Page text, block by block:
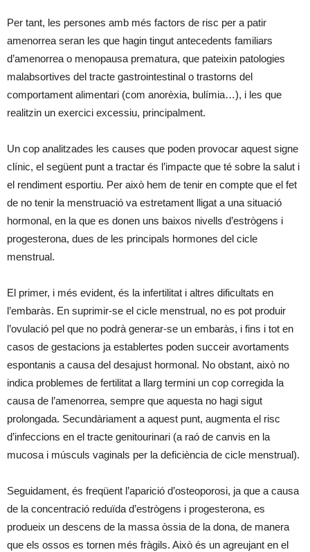
Per tant, les persones amb més factors de risc per a patir
amenorrea seran les que hagin tingut antecedents familiars
d’amenorrea o menopausa prematura, que pateixin patologies
malabsortives del tracte gastrointestinal o trastorns del
comportament alimentari (com anorèxia, bulímia…), i les que
realitzin un exercici excessiu, principalment.
Un cop analitzades les causes que poden provocar aquest signe
clínic, el següent punt a tractar és l’impacte que té sobre la salut i
el rendiment esportiu. Per això hem de tenir en compte que el fet
de no tenir la menstruació va estretament lligat a una situació
hormonal, en la que es donen uns baixos nivells d’estrògens i
progesterona, dues de les principals hormones del cicle
menstrual.
El primer, i més evident, és la infertilitat i altres dificultats en
l’embaràs. En suprimir-se el cicle menstrual, no es pot produir
l’ovulació pel que no podrà generar-se un embaràs, i fins i tot en
casos de gestacions ja establertes poden succeir avortaments
espontanis a causa del desajust hormonal. No obstant, això no
indica problemes de fertilitat a llarg termini un cop corregida la
causa de l’amenorrea, sempre que aquesta no hagi sigut
prolongada. Secundàriament a aquest punt, augmenta el risc
d’infeccions en el tracte genitourinari (a raó de canvis en la
mucosa i músculs vaginals per la deficiència de cicle menstrual).
Seguidament, és freqüent l’aparició d’osteoporosi, ja que a causa
de la concentració reduïda d’estrògens i progesterona, es
produeix un descens de la massa òssia de la dona, de manera
que els ossos es tornen més fràgils. Això és un agreujant en el